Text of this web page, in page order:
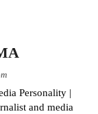
Personality |
and media